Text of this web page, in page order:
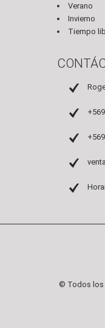
Verano
Invierno
Tiempo
© Todos los